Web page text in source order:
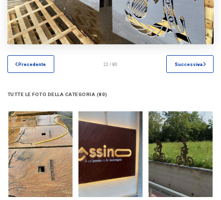
Precedente 22 / 80 Successiva
TUTTE LE FOTO DELLA CATEGORIA (80)